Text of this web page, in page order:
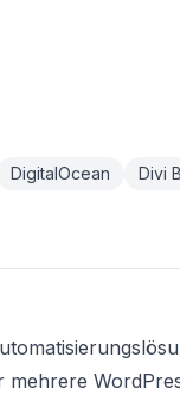
DigitalOcean Divi